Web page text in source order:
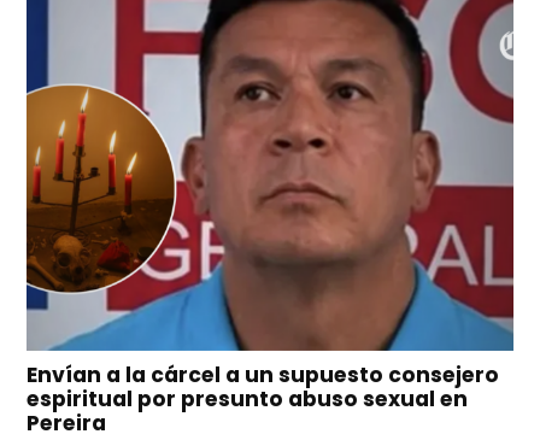
Envían a la cárcel a un supuesto consejero
espiritual por presunto abuso sexual en
Pereira